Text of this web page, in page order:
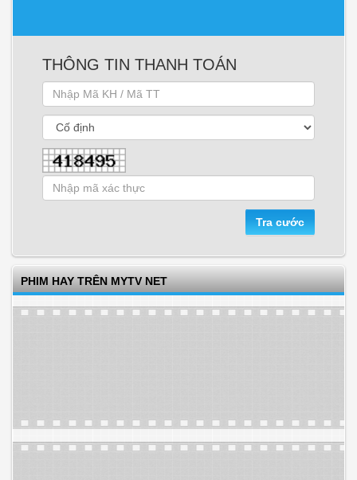
THÔNG TIN THANH TOÁN
PHIM HAY TRÊN MYTV NET